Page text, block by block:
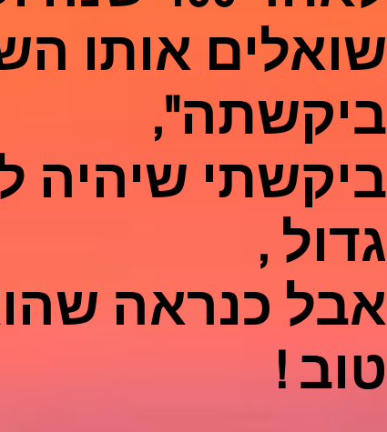
שואלים אותו
ביקשתה",
ביקשתי שיהיה
גדול ,
אבל כנראה
טוב !